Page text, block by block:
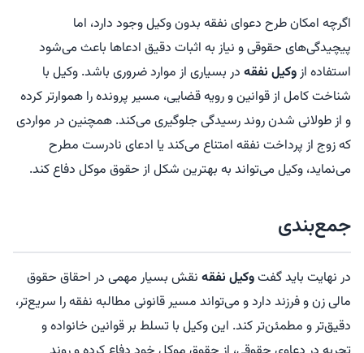
اگرچه امکان طرح دعوای نفقه بدون وکیل وجود دارد، اما
پیچیدگی‌های حقوقی و نیاز به اثبات دقیق ادعاها باعث می‌شود
استفاده ازوکیل نفقه در بسیاری از موارد ضروری باشد. وکیل با
شناخت کامل از قوانین و رویه قضایی، مسیر پرونده را هموارتر کرده
و از طولانی شدن روند رسیدگی جلوگیری می‌کند. همچنین در مواردی
که زوج از پرداخت نفقه امتناع می‌کند یا ادعای نادرست مطرح
می‌نماید، وکیل می‌تواند به بهترین شکل از حقوق موکل دفاع کند.
جمع‌بندی
در نهایت باید گفتوکیل نفقه نقش بسیار مهمی در احقاق حقوق
مالی زن و فرزند دارد و می‌تواند مسیر قانونی مطالبه نفقه را سریع‌تر،
دقیق‌تر و مطمئن‌تر کند. این وکیل با تسلط بر قوانین خانواده و